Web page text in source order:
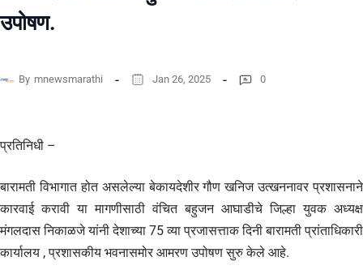
उपोषण.
By mnewsmarathi Jan 26, 2025 0
प्रतिनिधी –
बारामती विभागात होत असलेल्या बेकायदेशीर गौण खनिज उत्खननावर प्रशासनाने
कारवाई करावी या मागणीसाठी वंचित बहुजन आघाडीचे जिल्हा युवक अध्यक्ष
मंगलदास निकाळजे यांनी देशाच्या 75 व्या प्रजासत्ताक दिनी बारामती प्रांताधिकारी
कार्यालय , प्रशासकीय भवनासमोर आमरण उपोषण सुरु केले आहे.